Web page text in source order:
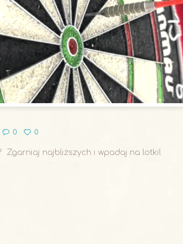
0 0
Zgarniaj najbliższych i wpadaj na lotki!